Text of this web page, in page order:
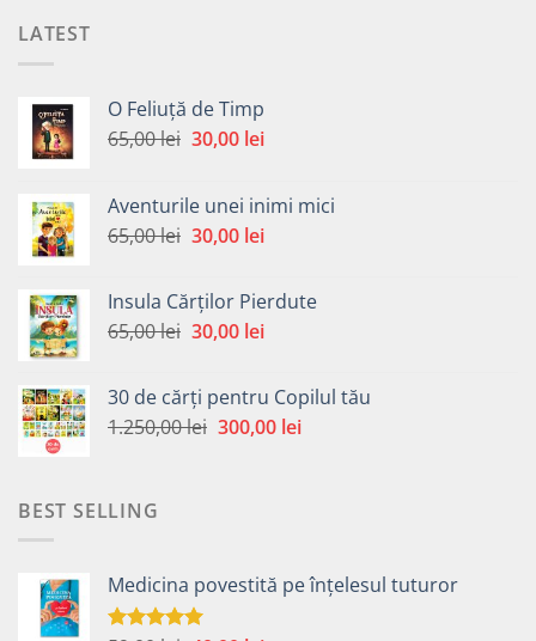
LATEST
O Feliuță de Timp
65,00lei Prețul
fost:
65,00 lei.
30,00 leiPrețul
30,00 lei.
Aventurile unei inimi mici
65,00lei Prețul
fost:
65,00 lei.
30,00 leiPrețul
30,00 lei.
Insula Cărților Pierdute
65,00lei Prețul
fost:
65,00 lei.
30,00 leiPrețul
30,00 lei.
30 de cărți pentru Copilul tău
1.250,00lei Prețul
300,00 leiPrețul
BEST SELLING
Medicina povestită pe înțelesul tuturor